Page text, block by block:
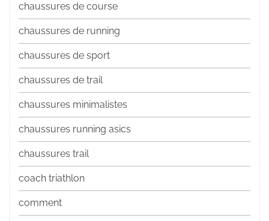
chaussures de course
chaussures de running
chaussures de sport
chaussures de trail
chaussures minimalistes
chaussures running asics
chaussures trail
coach triathlon
comment